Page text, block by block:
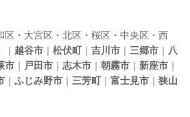
区・大宮区・北区・桜区・中央区・西
越谷市 ｜ 松伏町｜ 吉川市 ｜ 三郷市 ｜ 八
市 ｜ 戸田市 ｜ 志木市 ｜ 朝霧市 ｜ 新座市 ｜
｜ ふじみ野市 ｜ 三芳町｜ 富士見市 ｜ 狭山